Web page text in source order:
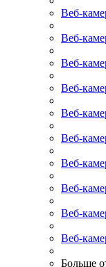
Веб-
Веб-
Веб-
Веб-
Веб-
Веб-
Веб-
Веб-
Веб-
Веб-
Больше